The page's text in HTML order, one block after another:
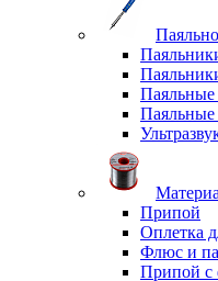
Паяльные
Припой
Оплетка
Флюс и
Припой с